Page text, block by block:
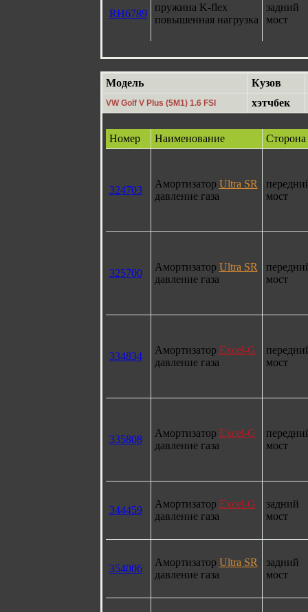
RH6789
пружина K-flex
повышенная нагрузка
задний
мост
Модель Кузов
VW Golf V Plus (5M1) 1.6 FSI хэтчбек
Номер Наименование Сторона
324703
Амортизатор Ultra SR
давление газа
мост
325700
Амортизатор Ultra SR
давление газа
мост
334834
Амортизатор Excel-G
давление газа
мост
335808
Амортизатор Excel-G
давление газа
мост
344459
Амортизатор Excel-G
давление газа
задний
мост
354006
Амортизатор Ultra SR
давление газа
задний
мост